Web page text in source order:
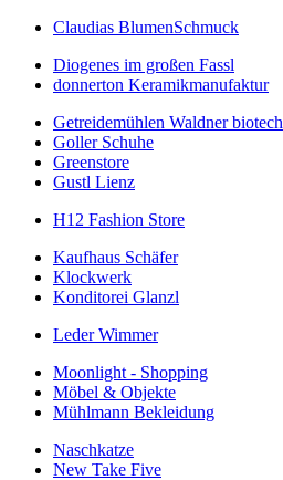
Claudias BlumenSchmuck
Diogenes im großen Fassl
donnerton Keramikmanufaktur
Getreidemühlen Waldner biotech
Goller Schuhe
Greenstore
Gustl Lienz
H12 Fashion Store
Kaufhaus Schäfer
Klockwerk
Konditorei Glanzl
Leder Wimmer
Moonlight - Shopping
Möbel & Objekte
Mühlmann Bekleidung
Naschkatze
New Take Five